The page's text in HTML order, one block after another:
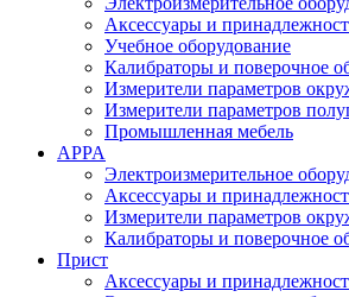
Аксессуары и
Учебное оборудование
Калибраторы и поверочное
Измерители параметров
Измерители параметров
Промышленная мебель
APPA
Электроизмерительное
Аксессуары и
Измерители параметров
Калибраторы и поверочное
Прист
Аксессуары и